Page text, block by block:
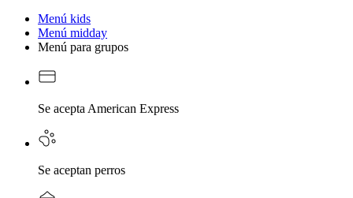
Menú kids
Menú midday
Menú para grupos
Se acepta American Express
Se aceptan perros